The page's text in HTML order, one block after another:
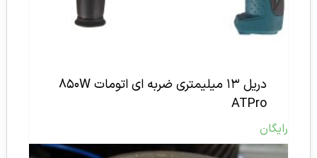
دریل ۱۳ میلیمتری ضربه ای اتومات ۸۵۰W
ATPro
رایگان